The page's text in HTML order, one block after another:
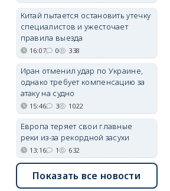
Китай пытается остановить утечку
специалистов и ужесточает
правила выезда
16:07 0 338
Иран отменил удар по Украине,
однако требует компенсацию за
атаку на судно
15:46 3 1022
Европа теряет свои главные
реки из-за рекордной засухи
13:16 1 632
Показать все новости